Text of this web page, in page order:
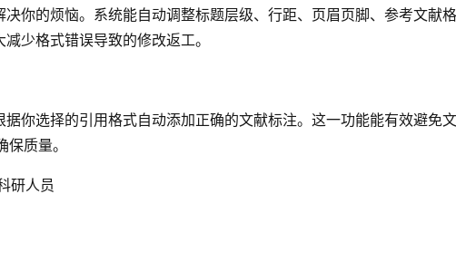
你的烦恼。系统能自动调整标题层级、行距、页眉页脚、参考文献
少格式错误导致的修改返工。
你选择的引用格式自动添加正确的文献标注。这一功能能有效避免
质量。
研人员